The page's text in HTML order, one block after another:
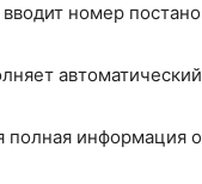
номер
автоматический
полная информация